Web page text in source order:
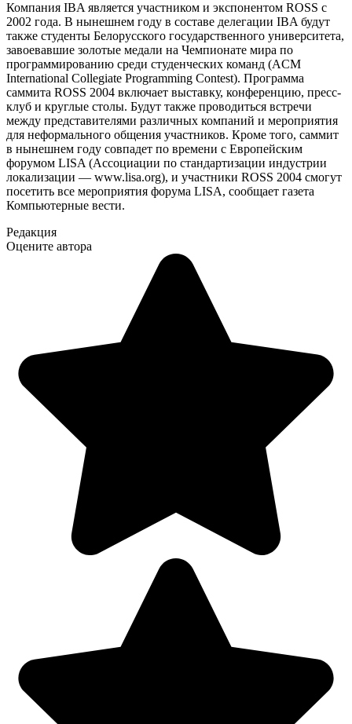
Компания IBA является участником и экспонентом ROSS c
2002 года. В нынешнем году в составе делегации IBA будут
также студенты Белорусского государственного университета,
завоевавшие золотые медали на Чемпионате мира по
программированию среди студенческих команд (ACM
International Collegiate Programming Contest). Программа
саммита ROSS 2004 включает выставку, конференцию, пресс-
клуб и круглые столы. Будут также проводиться встречи
между представителями различных компаний и мероприятия
для неформального общения участников. Кроме того, саммит
в нынешнем году совпадет по времени с Европейским
форумом LISA (Ассоциации по стандартизации индустрии
локализации — www.lisa.org), и участники ROSS 2004 смогут
посетить все мероприятия форума LISA, сообщает газета
Компьютерные вести.
Редакция
Оцените автора